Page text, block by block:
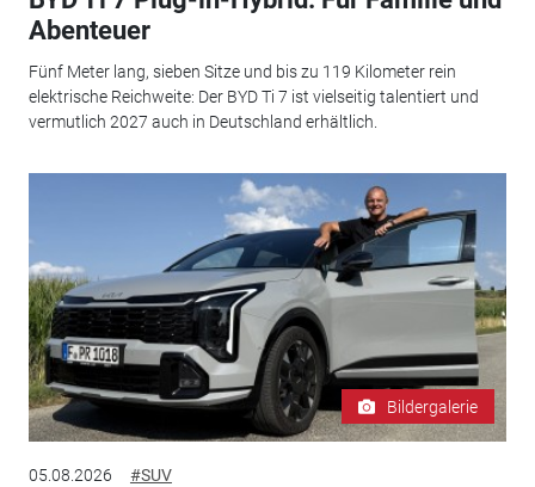
Abenteuer
Fünf Meter lang, sieben Sitze und bis zu 119 Kilometer rein
elektrische Reichweite: Der BYD Ti 7 ist vielseitig talentiert und
vermutlich 2027 auch in Deutschland erhältlich.
Bildergalerie
05.08.2026 #SUV